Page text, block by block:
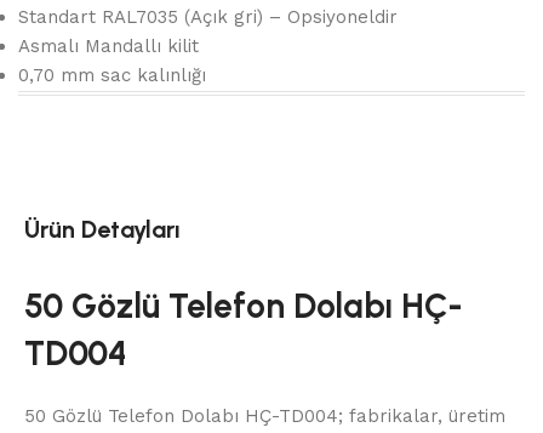
Standart RAL7035 (Açık gri) – Opsiyoneldir
Asmalı Mandallı kilit
0,70 mm sac kalınlığı
Ürün Detayları
50 Gözlü Telefon Dolabı HÇ-
TD004
50 Gözlü Telefon Dolabı HÇ-TD004; fabrikalar, üretim